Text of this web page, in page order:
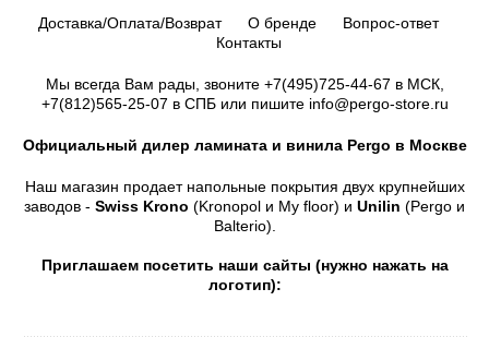
Доставка/Оплата/Возврат О бренде
Вопрос-ответ
Контакты
Мы всегда Вам рады, звоните +7(495)725-44-67 в МСК,
+7(812)565-25-07 в СПБ или пишите info@pergo-store.ru
Официальный дилер ламината и винила Pergo в Москве
Наш магазин продает напольные покрытия двух крупнейших
заводов - Swiss Krono (Kronopol и My floor) и Unilin (Pergo и
Balterio).
Приглашаем посетить наши сайты (нужно нажать на
логотип):